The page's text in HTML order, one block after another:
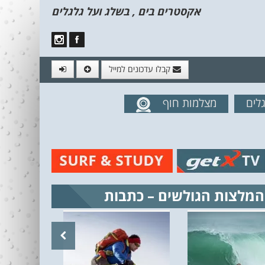
אקסטרים בים , בשלג ועל גלגלים
קבלו עדכונים למייל
מהאתרמצלמות חוף
המלצות הגולשים – כתבות